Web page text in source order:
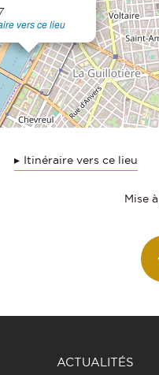
vers ce lieu
Itinéraire vers ce lieu
Mise
ACTUALITÉS